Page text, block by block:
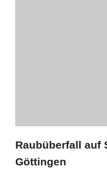
Raubüberfall auf
Göttingen